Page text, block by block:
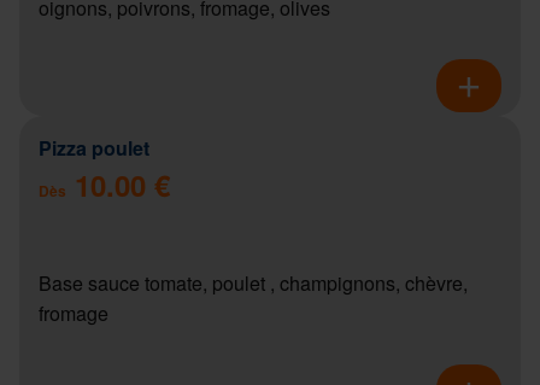
oignons, poivrons, fromage, olives
Pizza poulet
Dès 10.00 €
Base sauce tomate, poulet , champignons, chèvre,
fromage